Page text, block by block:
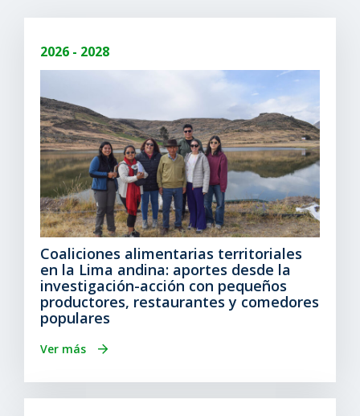
2026 - 2028
Coaliciones alimentarias territoriales
en la Lima andina: aportes desde la
investigación-acción con pequeños
productores, restaurantes y comedores
populares
Ver más